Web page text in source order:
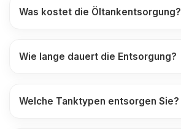
Was kostet die Öltankentsorgung?
Wie lange dauert die Entsorgung?
Welche Tanktypen entsorgen Sie?